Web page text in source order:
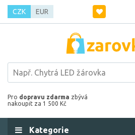
CZK EUR
Pro dopravu zdarma zbývá
nakoupit za 1 500 Kč
Kategorie